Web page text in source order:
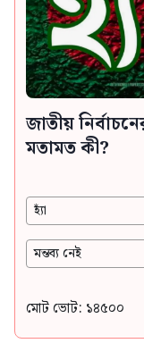
জাতীয়
মতামত কী?
হ্যাঁ
মন্তব্য নেই
মোট ভোট: ১৪৫০০